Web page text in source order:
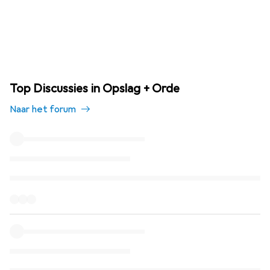
Top Discussies in Opslag + Orde
Naar het forum